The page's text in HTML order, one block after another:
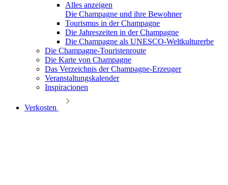
Alles anzeigen
Die Champagne und ihre Bewohner
Tourismus in der Champagne
Die Jahreszeiten in der Champagne
Die Champagne als UNESCO-Weltkulturerbe
Die Champagne-Touristenroute
Die Karte von Champagne
Das Verzeichnis der Champagne-Erzeuger
Veranstaltungskalender
Inspiracionen
Verkosten